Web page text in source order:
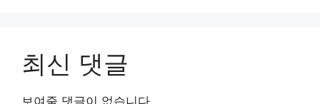
최신 댓글